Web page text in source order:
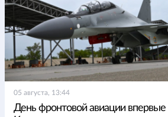
05 августа, 13:44
День фронтовой авиации